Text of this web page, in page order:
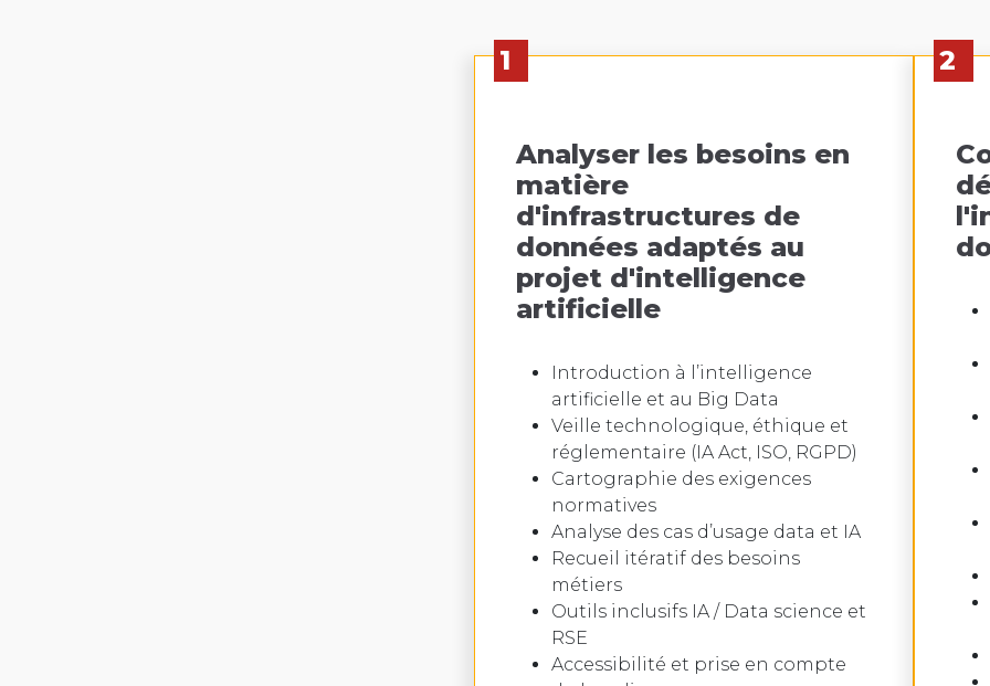
1
Analyser les besoins en
matière
d'infrastructures de
données adaptés au
projet d'intelligence
artificielle
Introduction à l’intelligence
artificielle et au Big Data
Veille technologique, éthique et
réglementaire (IA Act, ISO, RGPD)
Cartographie des exigences
normatives
Analyse des cas d’usage data et IA
Recueil itératif des besoins
métiers
Outils inclusifs IA / Data science et
RSE
Accessibilité et prise en compte
2